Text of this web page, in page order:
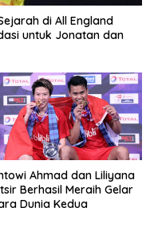
di All England
untuk Jonatan dan
Ahmad dan Liliyana
Berhasil Meraih Gelar
Dunia Kedua